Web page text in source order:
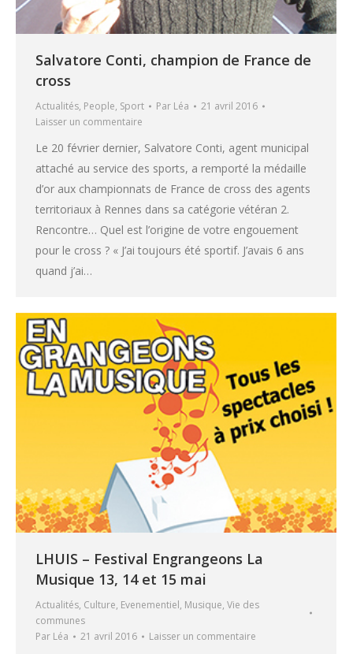
Salvatore Conti, champion de France de
cross
Actualités, People, Sport Par Léa
21 avril 2016
Laisser un commentaire
Le 20 février dernier, Salvatore Conti, agent municipal
attaché au service des sports, a remporté la médaille
d’or aux championnats de France de cross des agents
territoriaux à Rennes dans sa catégorie vétéran 2.
Rencontre… Quel est l’origine de votre engouement
pour le cross ? « J’ai toujours été sportif. J’avais 6 ans
quand j’ai…
LHUIS – Festival Engrangeons La
Musique 13, 14 et 15 mai
Actualités, Culture, Evenementiel, Musique, Vie des
communes
Par Léa 21 avril 2016 Laisser un commentaire